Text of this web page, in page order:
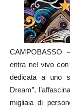
CAMPOBASSO
entra nel vivo
dedicata a uno
Dream”,
migliaia di